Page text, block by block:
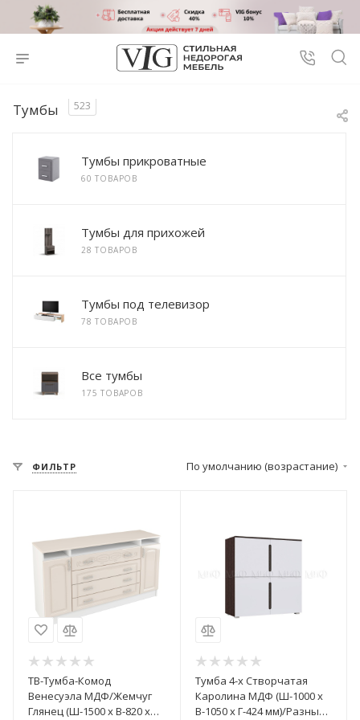
Тумбы 523
Тумбы прикроватные
60 ТОВАРОВ
Тумбы для прихожей
28 ТОВАРОВ
Тумбы под телевизор
78 ТОВАРОВ
Все тумбы
175 ТОВАРОВ
ФИЛЬТР По умолчанию (возрастание)
ТВ-Тумба-Комод
Венесуэла МДФ/Жемчуг
Глянец (Ш-1500 х В-820 х
Тумба 4-х Створчатая
Каролина МДФ (Ш-1000 х
В-1050 х Г-424 мм)/Разные